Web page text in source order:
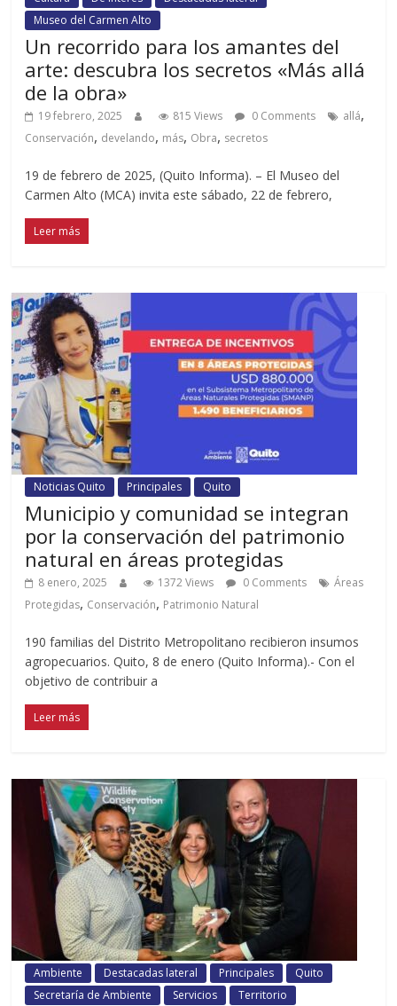
Museo del Carmen Alto
Un recorrido para los amantes del
arte: descubra los secretos «Más allá
de la obra»
19 febrero, 2025 815 Views 0 Comments allá,
Conservación, develando, más, Obra, secretos
19 de febrero de 2025, (Quito Informa). – El Museo del
Carmen Alto (MCA) invita este sábado, 22 de febrero,
Leer más
Noticias Quito Principales Quito
Municipio y comunidad se integran
por la conservación del patrimonio
natural en áreas protegidas
8 enero, 2025 1372 Views 0 Comments
Áreas
Protegidas, Conservación, Patrimonio Natural
190 familias del Distrito Metropolitano recibieron insumos
agropecuarios. Quito, 8 de enero (Quito Informa).- Con el
objetivo de contribuir a
Leer más
Ambiente Destacadas lateral Principales
Quito
Secretaría de Ambiente
Servicios Territorio